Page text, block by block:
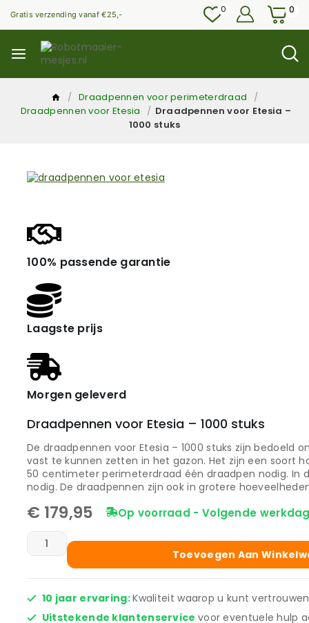
Gratis verzending vanaf €25,- 0 0
/ Draadpennen voor perimeterdraad
/
Draadpennen voor Etesia
/ Draadpennen voor Etesia –
1000 stuks
100% passende garantie
Laagste prijs
Morgen geleverd
Draadpennen voor Etesia – 1000 stuks
De draadpennen voor Etesia – 1000 stuks zijn bedoeld
vast te kunnen zetten in het gazon. Het zijn een soort
50 centimeter perimeterdraad één draadpen nodig. In
nodig. De draadpennen zijn ook in grotere
€ 179,95 Op voorraad - Volgende
Toevoegen Aan
10 jaar ervaring:Kwaliteit waarop u kunt
Uitstekende klantenservice voor eventuele hulp